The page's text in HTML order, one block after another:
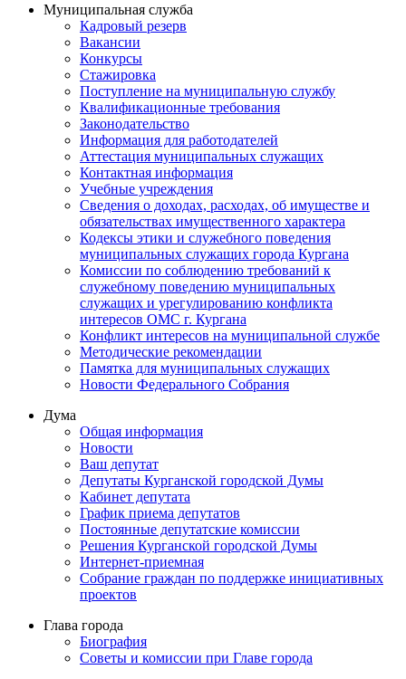
Муниципальная служба
Кадровый резерв
Вакансии
Конкурсы
Стажировка
Поступление на муниципальную службу
Квалификационные требования
Законодательство
Информация для работодателей
Аттестация муниципальных служащих
Контактная информация
Учебные учреждения
Сведения о доходах, расходах, об имуществе и
обязательствах имущественного характера
Кодексы этики и служебного поведения
муниципальных служащих города Кургана
Комиссии по соблюдению требований к
служебному поведению муниципальных
служащих и урегулированию конфликта
интересов ОМС г. Кургана
Конфликт интересов на муниципальной службе
Методические рекомендации
Памятка для муниципальных служащих
Новости Федерального Cобрания
Дума
Общая информация
Новости
Ваш депутат
Депутаты Курганской городской Думы
Кабинет депутата
График приема депутатов
Постоянные депутатские комиссии
Решения Курганской городской Думы
Интернет-приемная
Собрание граждан по поддержке инициативных
проектов
Глава города
Биография
Советы и комиссии при Главе города